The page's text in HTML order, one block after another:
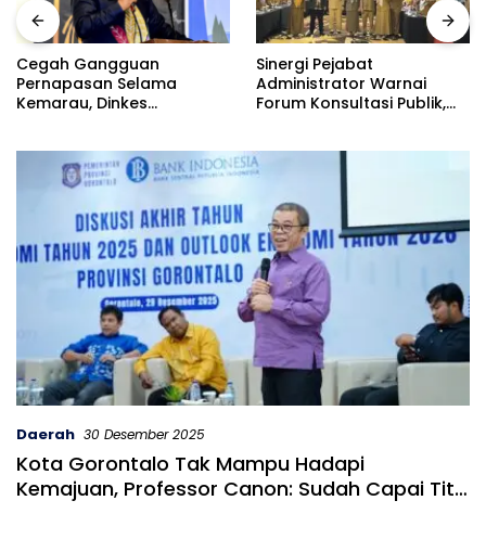
Cegah Gangguan
Pernapasan Selama
Kemarau, Dinkes
Masker
Sinergi Pejabat
Administrator Warnai
Forum Konsultasi Publik,
Pelayanan
Daerah 30 Desember 2025
Kota Gorontalo Tak Mampu Hadapi
Kemajuan, Professor Canon: Sudah Capai Titik